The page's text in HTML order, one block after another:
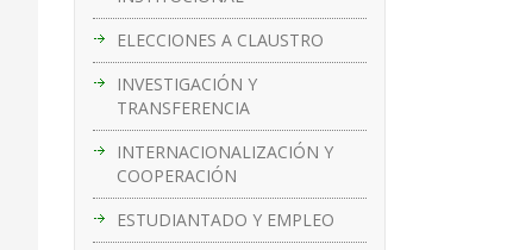
ELECCIONES A CLAUSTRO
INVESTIGACIÓN Y
TRANSFERENCIA
INTERNACIONALIZACIÓN Y
COOPERACIÓN
ESTUDIANTADO Y EMPLEO